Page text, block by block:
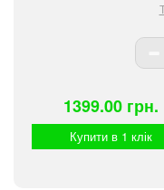
1399.00 грн.
Купити в 1 клік